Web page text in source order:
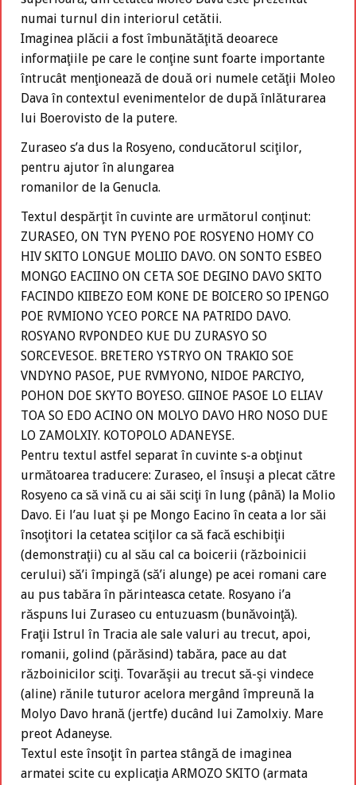
numai turnul din interiorul cetătii.
Imaginea plăcii a fost îmbunătăţită deoarece
informaţiile pe care le conţine sunt foarte importante
întrucât menţionează de două ori numele cetăţii Moleo
Dava în contextul evenimentelor de după înlăturarea
lui Boerovisto de la putere.
Zuraseo s’a dus la Rosyeno, conducătorul sciţilor,
pentru ajutor în alungarea
romanilor de la Genucla.
Textul despărţit în cuvinte are următorul conţinut:
ZURASEO, ON TYN PYENO POE ROSYENO HOMY CO
HIV SKITO LONGUE MOLIIO DAVO. ON SONTO ESBEO
MONGO EACIINO ON CETA SOE DEGINO DAVO SKITO
FACINDO KIIBEZO EOM KONE DE BOICERO SO IPENGO
POE RVMIONO YCEO PORCE NA PATRIDO DAVO.
ROSYANO RVPONDEO KUE DU ZURASYO SO
SORCEVESOE. BRETERO YSTRYO ON TRAKIO SOE
VNDYNO PASOE, PUE RVMYONO, NIDOE PARCIYO,
POHON DOE SKYTO BOYESO. GIINOE PASOE LO ELIAV
TOA SO EDO ACINO ON MOLYO DAVO HRO NOSO DUE
LO ZAMOLXIY. KOTOPOLO ADANEYSE.
Pentru textul astfel separat în cuvinte s-a obţinut
următoarea traducere: Zuraseo, el însuşi a plecat către
Rosyeno ca să vină cu ai săi sciţi în lung (până) la Molio
Davo. Ei l’au luat şi pe Mongo Eacino în ceata a lor săi
însoţitori la cetatea sciţilor ca să facă eschibiţii
(demonstraţii) cu al său cal ca boicerii (războinicii
cerului) să’i împingă (să’i alunge) pe acei romani care
au pus tabăra în părinteasca cetate. Rosyano i’a
răspuns lui Zuraseo cu entuzuasm (bunăvoinţă).
Fraţii Istrul în Tracia ale sale valuri au trecut, apoi,
romanii, golind (părăsind) tabăra, pace au dat
războinicilor sciţi. Tovarăşii au trecut să-şi vindece
(aline) rănile tuturor acelora mergând împreună la
Molyo Davo hrană (jertfe) ducând lui Zamolxiy. Mare
preot Adaneyse.
Textul este însoţit în partea stângă de imaginea
armatei scite cu explicaţia ARMOZO SKITO (armata